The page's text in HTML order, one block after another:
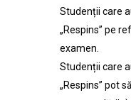
Studenții care
„Respins” pe
examen.
Studenții care
„Respins” pot